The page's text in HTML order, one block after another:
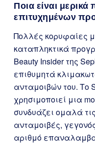
Ποια είναι
επιτυχημένων
Πολλές κορυφαίες
καταπληκτικά
Beauty Insider της
επιθυμητά
ανταμοιβών του. Το
χρησιμοποιεί μια
συνδυάζει ομαλά
ανταμοιβές,
αριθμό